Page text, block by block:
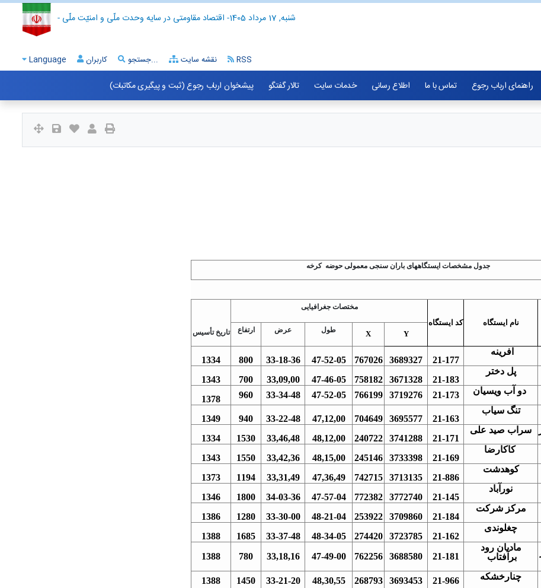
- اقتصاد مقاومتی در سایه وحدت ملّی و امنیّت ملّی - شنبه, 17 مرداد 1405
Language کاربران جستجو... نقشه سایت RSS
راهنمای ارباب رجوع تماس با ما اطلاع رسانی خدمات سایت تالار گفتگو پیشخوان ارباب رجوع (ثبت و پیگیری مکاتبات)
جدول مشخصات ایستگاههای باران سنجی معمولی حوضه کرخه
نام ایستگاه کد ایستگاه
مختصات جغرافیایی
تاریخ تأسیس Y
X طول عرض ارتفاع
افرینه
21-177
3689327
767026
47-52-05
33-18-36
800
1334
پل دختر
21-183
3671328
758182
47-46-05
33,09,00
700
1343
دو آب ویسیان 21-173
3719276
766199
47-52-05
33-34-48
960
1378
تنگ سیاب
21-163
3695577
704649
47,12,00
33-22-48
940
1349
سراب صید علی
21-171
3741288
240722
48,12,00
33,46,48
1530
1334
کاکارضا
21-169
3733398
245146
48,15,00
33,42,36
1550
1343
کوهدشت
21-886
3713135
742715
47,36,49
33,31,49
1194
1373
نورآباد
21-145
3772740
772382
47-57-04
34-03-36
1800
1346
مرکز شرکت
21-184
3709860
253922
48-21-04
33-30-00
1280
1386
چغلوندی
21-162
3723785
274420
48-34-05
33-37-48
1685
1388
مادیان رود
برآفتاب
21-181
3688580
762256
47-49-00
33,18,16
780
1388
چنارخشکه 21-966
3693453
268793
48,30,55
33-21-20
1450
1388